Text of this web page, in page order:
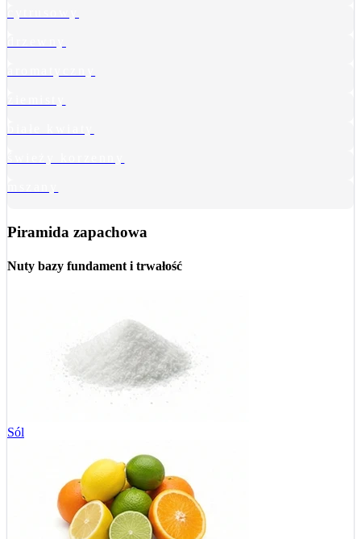
Piramida zapachowa
Nuty bazy fundament i trwałość
Sól